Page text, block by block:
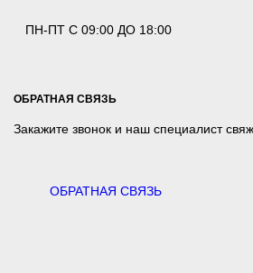
ПН-ПТ С 09:00 ДО 18:00
ОБРАТНАЯ СВЯЗЬ
Закажите звонок и наш специалист
ОБРАТНАЯ СВЯЗЬ